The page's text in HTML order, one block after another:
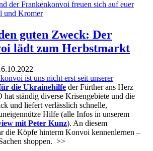
guten Zweck: Der
lädt zum Herbstmarkt
ist uns nicht erst seit unserer
die Ukrainehilfe der Fürther ans Herz
hat ständig diverse Krisengebiete und die
und liefert verlässlich schnelle,
Hilfe (alle Infos in unserem
mit Peter Kunz). An diesem
die Köpfe hinterm Konvoi kennenlernen –
shoppen. >>